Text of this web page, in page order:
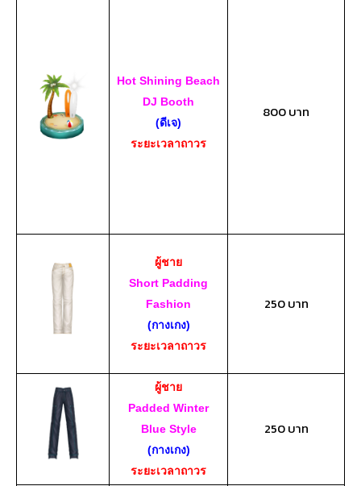
Hot Shining Beach
DJ Booth
(ดีเจ)
ระยะเวลาถาวร
800 บาท
ผู้ชาย
Short Padding
Fashion
(กางเกง)
ระยะเวลาถาวร
250 บาท
ผู้ชาย
Padded Winter
Blue Style
(กางเกง)
ระยะเวลาถาวร
250 บาท